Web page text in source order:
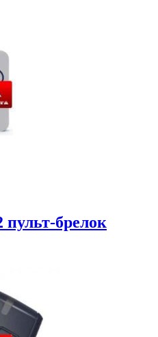
брелок